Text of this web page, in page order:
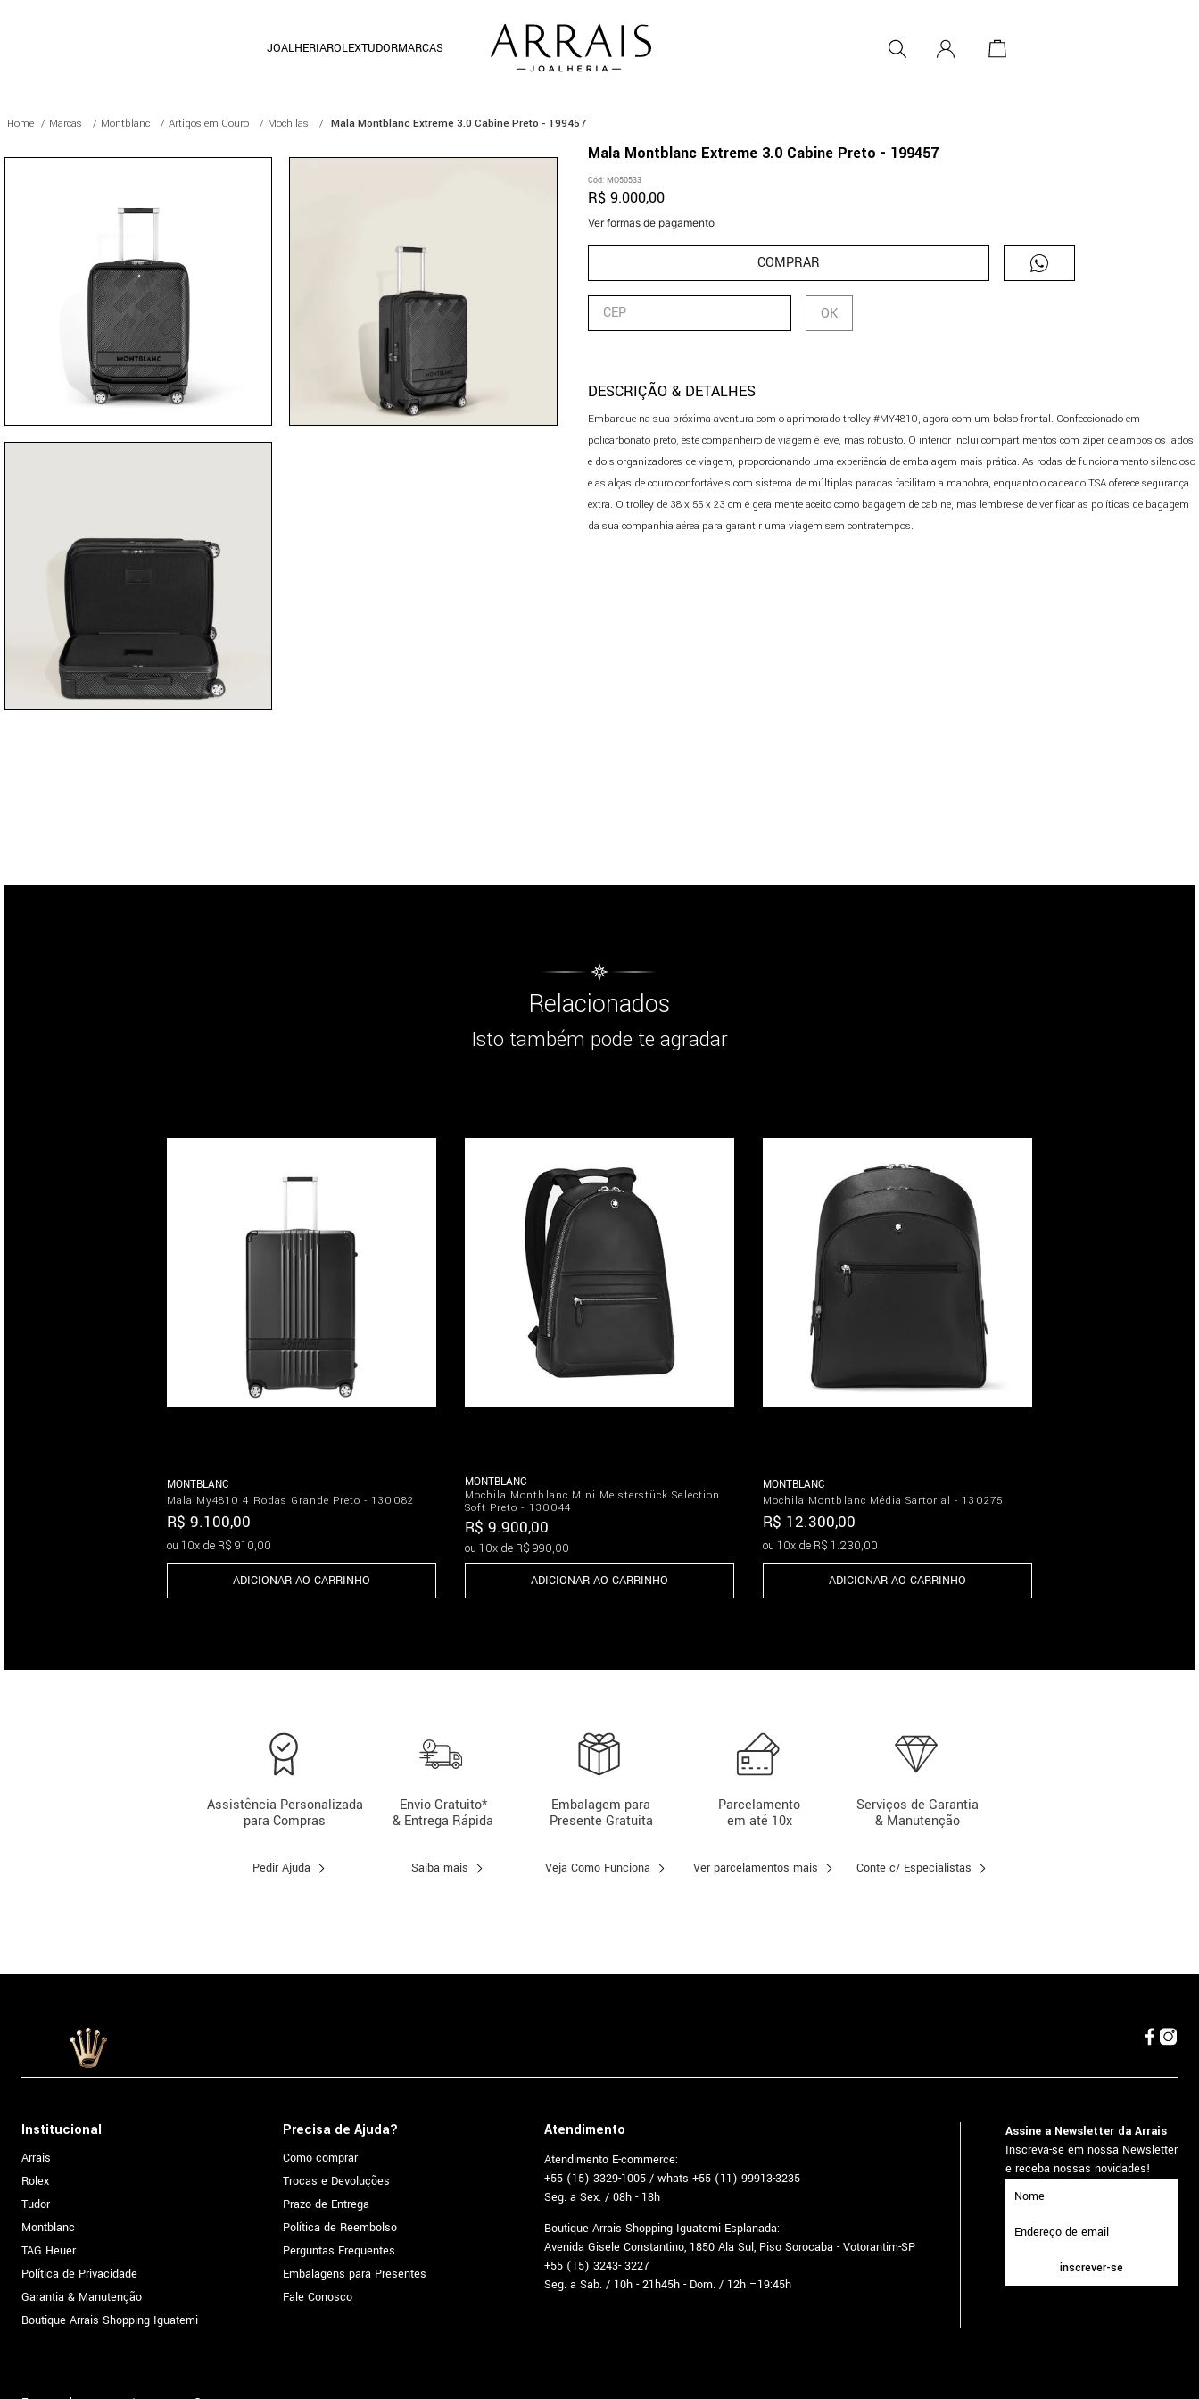
JOALHERIAROLEXTUDORMARCAS
Marcas Montblanc Artigos em Couro Mochilas Mala Montblanc Extreme 3.0 Cabine Preto - 199457
Mala Montblanc Extreme 3.0 Cabine Preto - 199457
Cód: MO50533
R$ 9.000,00
Ver formas de pagamento
COMPRAR
DESCRIÇÃO & DETALHES
Embarque na sua próxima aventura com o aprimorado trolley #MY4810, agora com um bolso frontal. Confeccionado em
policarbonato preto, este companheiro de viagem é leve, mas robusto. O interior inclui compartimentos com zíper de ambos os lados
e dois organizadores de viagem, proporcionando uma experiência de embalagem mais prática. As rodas de funcionamento silencioso
e as alças de couro confortáveis com sistema de múltiplas paradas facilitam a manobra, enquanto o cadeado TSA oferece segurança
extra. O trolley de 38 x 55 x 23 cm é geralmente aceito como bagagem de cabine, mas lembre-se de verificar as políticas de bagagem
da sua companhia aérea para garantir uma viagem sem contratempos.
Relacionados
Isto também pode te agradar
MONTBLANC
Mala My4810 4 Rodas Grande Preto - 130082
R$ 9.100,00
ou 10x de R$ 910,00
ADICIONAR AO CARRINHO
MONTBLANC
Mochila Montblanc Mini Meisterstück Selection
Soft Preto - 130044
R$ 9.900,00
ou 10x de R$ 990,00
ADICIONAR AO CARRINHO
MONTBLANC
Mochila Montblanc Média Sartorial - 130275
R$ 12.300,00
ou 10x de R$ 1 .230,00
ADICIONAR AO CARRINHO
Assistência Personalizada
para Compras
Pedir Ajuda
Envio Gratuito*
& Entrega Rápida
Saiba mais
Embalagem para
Presente Gratuita
Veja Como Funciona
Parcelamento
em até 10x
Ver parcelamentos mais
Serviços de Garantia
& Manutenção
Conte c/ Especialistas
Institucional
Arrais
Rolex
Tudor
Montblanc
TAG Heuer
Política de Privacidade
Garantia & Manutenção
Boutique Arrais Shopping Iguatemi
Precisa de Ajuda?
Como comprar
Trocas e Devoluções
Prazo de Entrega
Política de Reembolso
Perguntas Frequentes
Embalagens para Presentes
Fale Conosco
Atendimento
Atendimento E-commerce:
+55 (15) 3329-1005 / whats +55 (11) 99913-3235
Seg. a Sex. / 08h - 18h
Boutique Arrais Shopping Iguatemi Esplanada:
Avenida Gisele Constantino, 1850 Ala Sul, Piso Sorocaba - Votorantim-SP
+55 (15) 3243- 3227
Seg. a Sab. / 10h - 21h45h - Dom. / 12h –19:45h
Assine a Newsletter da Arrais
Inscreva-se em nossa Newsletter
e receba nossas novidades!
inscrever-se